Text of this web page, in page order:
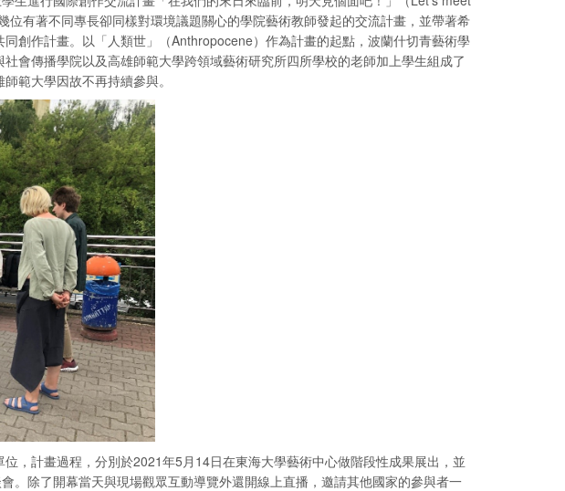
有著不同專長卻同樣對環境議題關心的學院藝術教師發起的交流計畫，並帶著希
創作計畫。以「人類世」（Anthropocene）作為計畫的起點，波蘭什切青藝術學
會傳播學院以及高雄師範大學跨領域藝術研究所四所學校的老師加上學生組成了
範大學因故不再持續參與。
，計畫過程，分別於2021年5月14日在東海大學藝術中心做階段性成果展出，並
。除了開幕當天與現場觀眾互動導覽外還開線上直播，邀請其他國家的參與者一